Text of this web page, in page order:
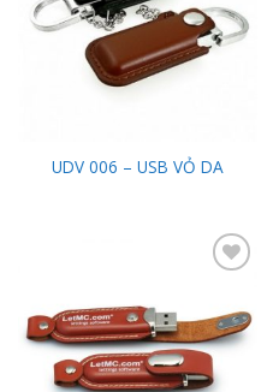
UDV 006 – USB VỎ DA